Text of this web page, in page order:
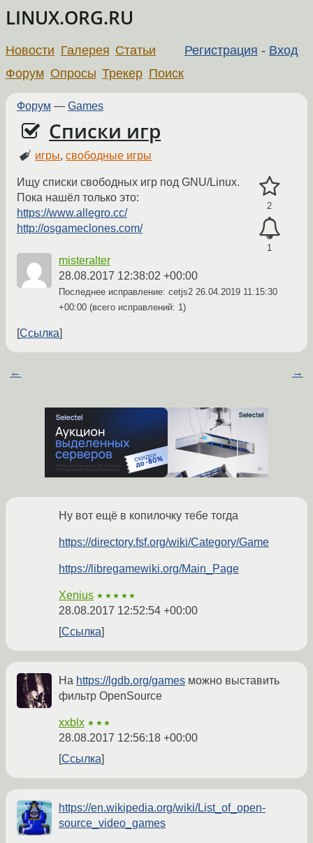
LINUX.ORG.RU
Регистрация - Вход
Новости Галерея Статьи
Форум Опросы Трекер Поиск
Форум — Games
Списки игр
игры,свободные игры
2
1
Ищу списки свободных игр под GNU/Linux.
Пока нашёл только это:
https://www.allegro.cc/
http://osgameclones.com/
misteralter
28.08.2017 12:38:02 +00:00
Последнее исправление: cetjs2 26.04.2019 11:15:30
+00:00 (всего исправлений: 1)
Ссылка
← →
Ну вот ещё в копилочку тебе тогда
https://directory.fsf.org/wiki/Category/Game
https://libregamewiki.org/Main_Page
Xenius ★★★★★
28.08.2017 12:52:54 +00:00
Ссылка
На https://lgdb.org/games можно выставить
фильтр OpenSource
xxblx ★★★
28.08.2017 12:56:18 +00:00
Ссылка
https://en.wikipedia.org/wiki/List_of_open-
source_video_games